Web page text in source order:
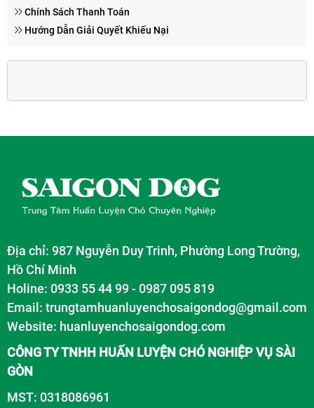
Chính Sách Thanh Toán
Hướng Dẫn Giải Quyết Khiếu Nại
Địa chỉ: 987 Nguyễn Duy Trinh, Phường Long Trường,
Hồ Chí Minh
Holine: 0933 55 44 99 - 0987 095 819
Email: trungtamhuanluyenchosaigondog@gmail.com
Website: huanluyenchosaigondog.com
CÔNG TY TNHH HUẤN LUYỆN CHÓ NGHIỆP VỤ SÀI
GÒN
MST: 0318086961